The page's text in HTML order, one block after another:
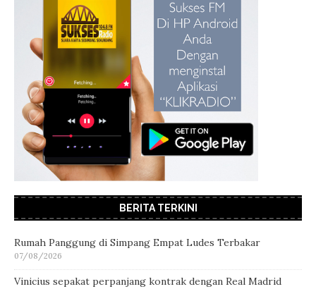
BERITA TERKINI
Rumah Panggung di Simpang Empat Ludes Terbakar
07/08/2026
Vinicius sepakat perpanjang kontrak dengan Real Madrid